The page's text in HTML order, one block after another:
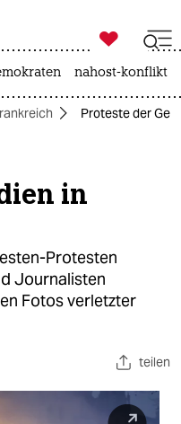

taz zahl ich
nahost-konflikt
Proteste der
in
Protesten
Journalisten
Fotos verletzter
teilen